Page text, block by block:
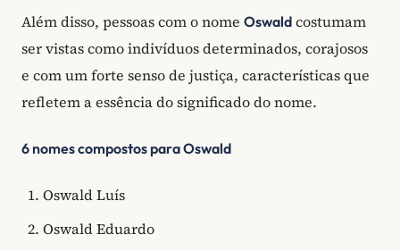
Além disso, pessoas com o nome Oswald costumam
ser vistas como indivíduos determinados, corajosos
e com um forte senso de justiça, características que
refletem a essência do significado do nome.
6 nomes compostos para Oswald
Oswald Luís
Oswald Eduardo